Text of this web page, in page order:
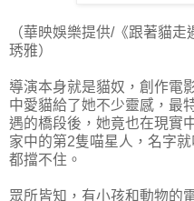
（華映娛樂提供/《跟著貓
琇雅）
導演本身就是貓奴，創作電
中愛貓給了她不少靈感，最
遇的橋段後，她竟也在現實
家中的第2隻喵星人，名字
都擋不住。
眾所皆知，有小孩和動物的